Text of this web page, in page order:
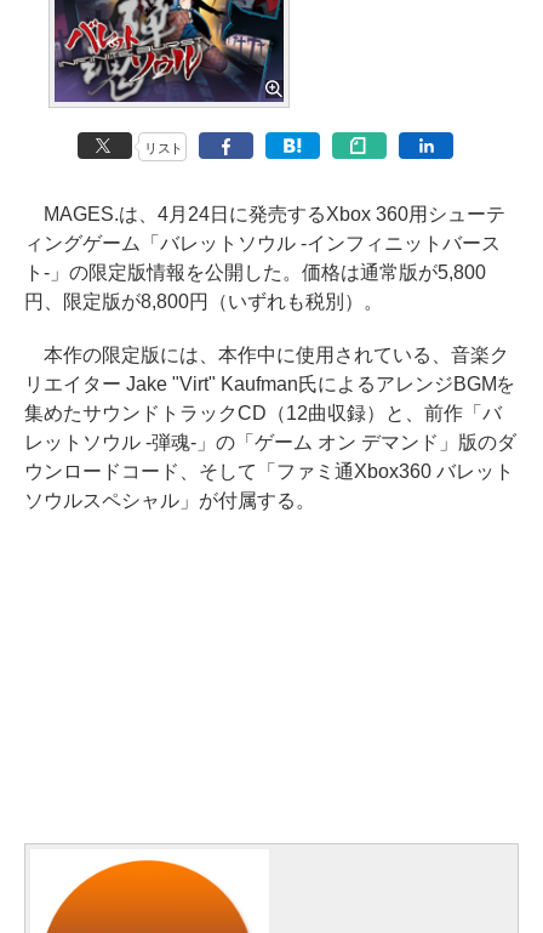
リスト
MAGES.は、4月24日に発売するXbox 360用シューテ
ィングゲーム「バレットソウル -インフィニットバース
ト-」の限定版情報を公開した。価格は通常版が5,800
円、限定版が8,800円（いずれも税別）。
本作の限定版には、本作中に使用されている、音楽ク
リエイター Jake "Virt" Kaufman氏によるアレンジBGMを
集めたサウンドトラックCD（12曲収録）と、前作「バ
レットソウル -弾魂-」の「ゲーム オン デマンド」版のダ
ウンロードコード、そして「ファミ通Xbox360 バレット
ソウルスペシャル」が付属する。